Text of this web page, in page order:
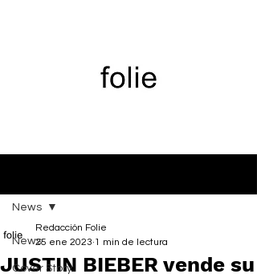
News
Cover Story
News
JUSTIN BIEBER vende su
Redacción Folie
25 ene 2023 1 min de lectura